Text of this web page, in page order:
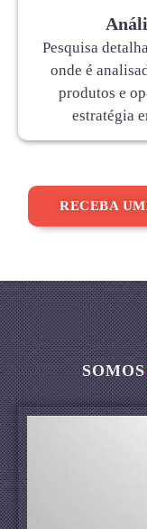
Pesquisa
onde é
produtos e
estratégia
RECEBA